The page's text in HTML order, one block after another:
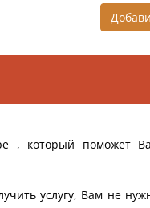
, который поможет
услугу, Вам не